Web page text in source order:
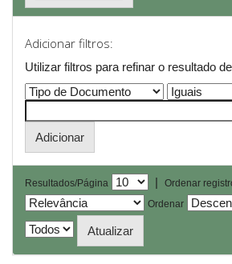
Adicionar filtros:
Utilizar filtros para refinar o resultado
Resultados/Página |
Ordenar
Ordenar